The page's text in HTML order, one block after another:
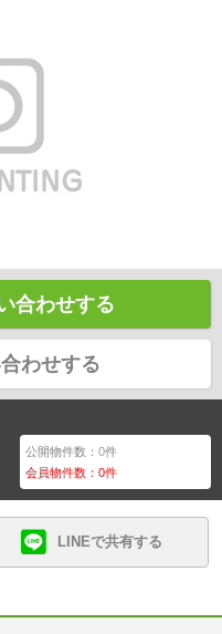
合わせする
わせする
公開物件数：0件
会員物件数：0件
LINEで共有する